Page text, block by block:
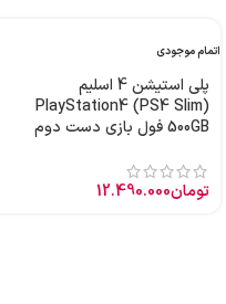
اتمام موجودی
پلی استیشن 4 اسلیم
PlayStation4 (PS4 Slim)
500GB فول بازی دست دوم
تومان12.490.000